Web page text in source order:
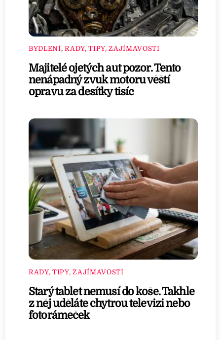
BYDLENÍ,RADY, TIPY, ZAJÍMAVOSTI
Majitelé ojetých aut pozor. Tento
nenápadný zvuk motoru věští
opravu za desítky tisíc
RADY, TIPY, ZAJÍMAVOSTI
Starý tablet nemusí do koše. Takhle
z něj uděláte chytrou televizi nebo
fotorámeček